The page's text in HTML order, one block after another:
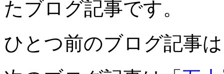
たブログ記事です。
ひとつ前のブログ記事